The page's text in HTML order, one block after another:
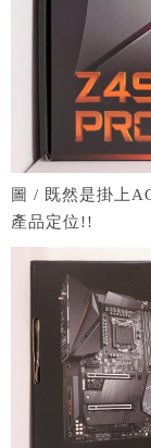
圖 / 既然是掛上
產品定位!!